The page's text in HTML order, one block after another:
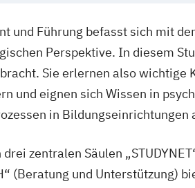
und Führung befasst sich mit
Perspektive. In diesem
Sie erlernen also wichtige
und eignen sich Wissen in
in Bildungseinrichtungen
zentralen Säulen
(Beratung und Unterstützung)